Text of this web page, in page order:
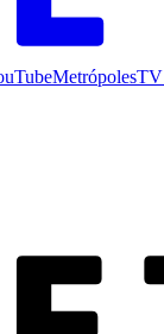
MetrópolesTV